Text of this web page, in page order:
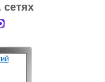
сетях